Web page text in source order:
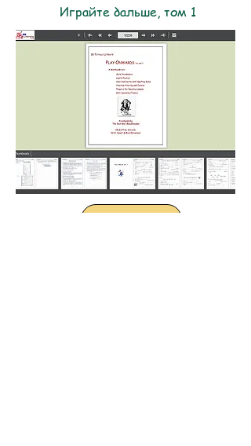
Играйте дальше, том 1